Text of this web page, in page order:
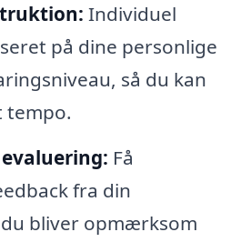
Individuel
på dine personlige
så du kan
tempo.
Få
fra din
bliver opmærksom